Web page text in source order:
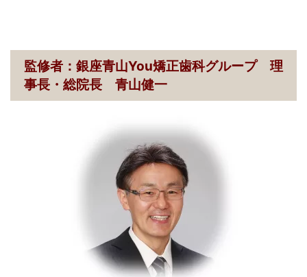
監修者：銀座青山You矯正歯科グループ 理
事長・総院長 青山健一